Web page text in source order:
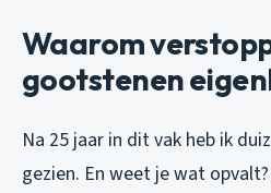
Waarom
gootstenen
Na 25 jaar in dit vak heb ik
gezien. En weet je wat